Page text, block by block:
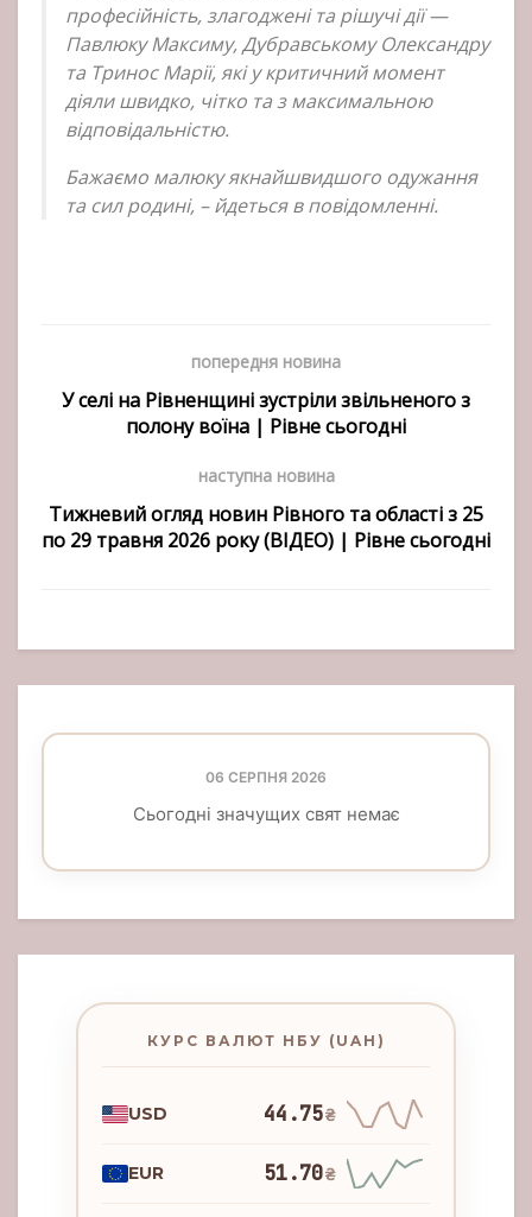
професійність, злагоджені та рішучі дії —
Павлюку Максиму, Дубравському Олександру
та Тринос Марії, які у критичний момент
діяли швидко, чітко та з максимальною
відповідальністю.
Бажаємо малюку якнайшвидшого одужання
та сил родині, – йдеться в повідомленні.
попередня новина
У селі на Рівненщині зустріли звільненого з
полону воїна | Рівне сьогодні
наступна новина
Тижневий огляд новин Рівного та області з 25
по 29 травня 2026 року (ВІДЕО) | Рівне сьогодні
06 СЕРПНЯ 2026
Сьогодні значущих свят немає
КУРС ВАЛЮТ НБУ (UAH)
USD 44.75₴
EUR 51.70₴